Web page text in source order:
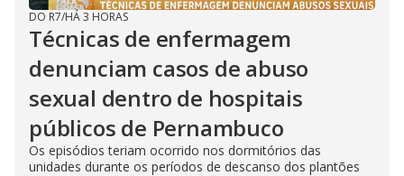
DO R7/HÁ 3 HORAS
Técnicas de enfermagem
denunciam casos de abuso
sexual dentro de hospitais
públicos de Pernambuco
Os episódios teriam ocorrido nos dormitórios das
unidades durante os períodos de descanso dos plantões